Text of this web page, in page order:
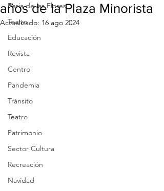
Feria de las Flores
Teatro
Educación
Revista
Centro
Pandemia
Tránsito
Teatro
Patrimonio
Sector Cultura
Recreación
Navidad
años de la Plaza Minorista
Actualizado: 16 ago 2024